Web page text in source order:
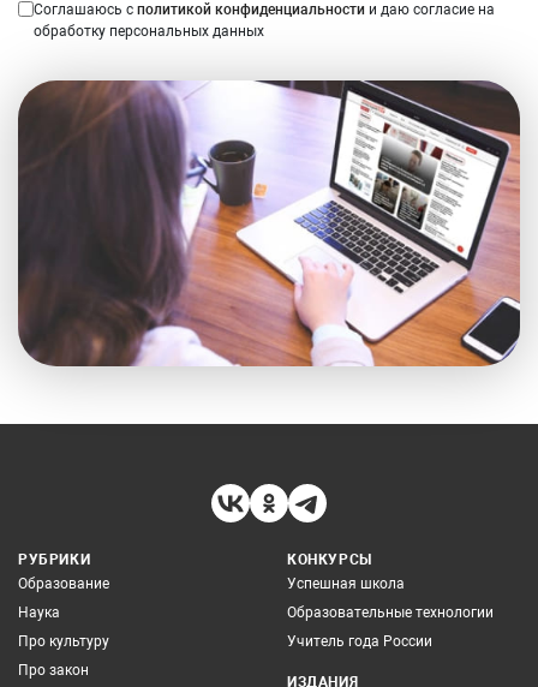
Соглашаюсь с политикой конфиденциальности и даю согласие на
обработку персональных данных
РУБРИКИ
Образование
Наука
Про культуру
Про закон
КОНКУРСЫ
Успешная школа
Образовательные технологии
Учитель года России
ИЗДАНИЯ